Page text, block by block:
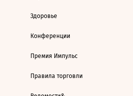
Здоровье
Конференции
Премия Импульс
Правила торговли